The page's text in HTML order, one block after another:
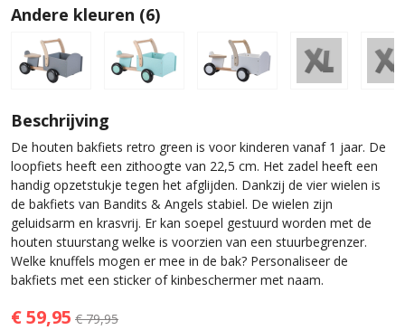
Andere kleuren (6)
Beschrijving
De houten bakfiets retro green is voor kinderen vanaf 1 jaar. De
loopfiets heeft een zithoogte van 22,5 cm. Het zadel heeft een
handig opzetstukje tegen het afglijden. Dankzij de vier wielen is
de bakfiets van Bandits & Angels stabiel. De wielen zijn
geluidsarm en krasvrij. Er kan soepel gestuurd worden met de
houten stuurstang welke is voorzien van een stuurbegrenzer.
Welke knuffels mogen er mee in de bak? Personaliseer de
bakfiets met een sticker of kinbeschermer met naam.
€ 59,95 € 79,95